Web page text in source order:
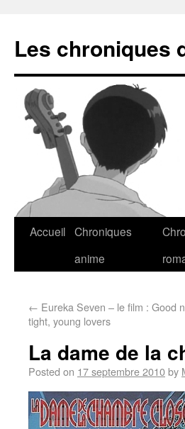
Les chroniques
Accueil Chroniques
anime
← Eureka Seven – le film : Good
tight, young lovers
La dame de la
Posted on 17 septembre 2010by